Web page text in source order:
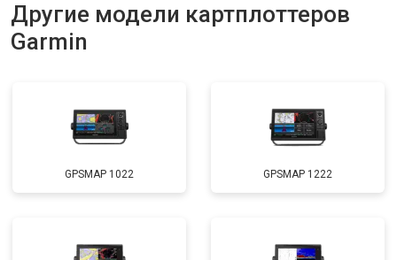
Другие модели картплоттеров
Garmin
GPSMAP 1022 GPSMAP 1222